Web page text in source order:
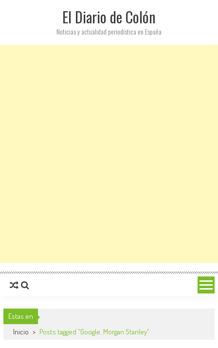
El Diario de Colón
Noticias y actualidad periodística en España
Estas en
Inicio > Posts tagged "Google. Morgan Stanley"